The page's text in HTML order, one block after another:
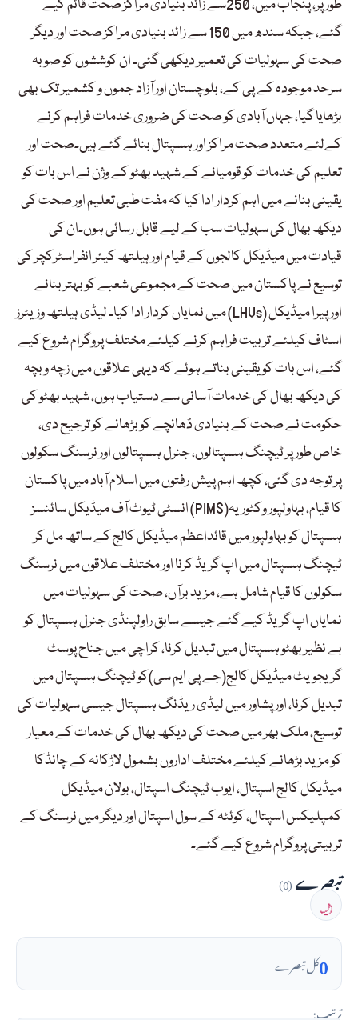
طور پر، پنجاب میں، 250سے زائد بنیادی مراکز صحت قائم کیے
گئے، جبکہ سندھ میں 150 سے زائد بنیادی مراکز صحت اور دیگر
صحت کی سہولیات کی تعمیر دیکھی گئی۔ ان کوششوں کو صوبہ
سرحد موجودہ کے پی کے، بلوچستان اور آزاد جموں و کشمیر تک بھی
بڑھایا گیا، جہاں آبادی کو صحت کی ضروری خدمات فراہم کرنے
کےلئے متعدد صحت مراکز اور ہسپتال بنائے گئے ہیں۔صحت اور
تعلیم کی خدمات کو قومیانے کے شہید بھٹو کے وژن نے اس بات کو
یقینی بنانے میں اہم کردار ادا کیا کہ مفت طبی تعلیم اور صحت کی
دیکھ بھال کی سہولیات سب کے لیے قابل رسائی ہوں۔ان کی
قیادت میں میڈیکل کالجوں کے قیام اور ہیلتھ کیئر انفراسٹرکچر کی
توسیع نے پاکستان میں صحت کے مجموعی شعبے کو بہتر بنانے
میں نمایاں کردار ادا کیا۔ لیڈی ہیلتھ وزیٹرز (LHVs) اور پیرا میڈیکل
اسٹاف کیلئے تربیت فراہم کرنے کیلئے مختلف پروگرام شروع کیے
گئے، اس بات کو یقینی بناتے ہوئے کہ دیہی علاقوں میں زچہ و بچہ
کی دیکھ بھال کی خدمات آسانی سے دستیاب ہوں، شہید بھٹو کی
حکومت نے صحت کے بنیادی ڈھانچے کو بڑھانے کو ترجیح دی،
خاص طور پر ٹیچنگ ہسپتالوں، جنرل ہسپتالوں اور نرسنگ سکولوں
پر توجہ دی گئی، کچھ اہم پیش رفتوں میں اسلام آباد میں پاکستان
انسٹی ٹیوٹ آف میڈیکل سائنسز (PIMS)کا قیام، بہاولپور وکٹوریہ
ہسپتال کو بہاولپور میں قائداعظم میڈیکل کالج کے ساتھ مل کر
ٹیچنگ ہسپتال میں اپ گریڈ کرنا اور مختلف علاقوں میں نرسنگ
سکولوں کا قیام شامل ہے، مزید برآں، صحت کی سہولیات میں
نمایاں اپ گریڈ کیے گئے جیسے سابق راولپنڈی جنرل ہسپتال کو
بے نظیر بھٹو ہسپتال میں تبدیل کرنا، کراچی میں جناح پوسٹ
گریجویٹ میڈیکل کالج(جے پی ایم سی)کو ٹیچنگ ہسپتال میں
تبدیل کرنا، اور پشاور میں لیڈی ریڈنگ ہسپتال جیسی سہولیات کی
توسیع، ملک بھر میں صحت کی دیکھ بھال کی خدمات کے معیار
کو مزید بڑھانے کیلئے مختلف اداروں بشمول لاڑکانہ کے چانڈکا
میڈیکل کالج اسپتال، ایوب ٹیچنگ اسپتال، بولان میڈیکل
کمپلیکس اسپتال، کوئٹہ کے سول اسپتال اور دیگر میں نرسنگ کے
تربیتی پروگرام شروع کیے گئے۔
تبصرے(0)
🌙
0کل تبصرے
ترتیب: